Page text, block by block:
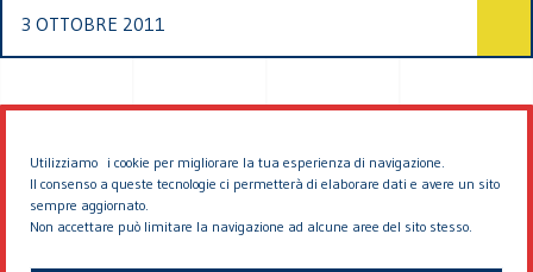
Utilizziamo i cookie per migliorare la tua esperienza di navigazione.
Il consenso a queste tecnologie ci permetterà di elaborare dati e avere un sito
sempre aggiornato.
Non accettare può limitare la navigazione ad alcune aree del sito stesso.
3 OTTOBRE 2011
© 2026 EDDYBURG